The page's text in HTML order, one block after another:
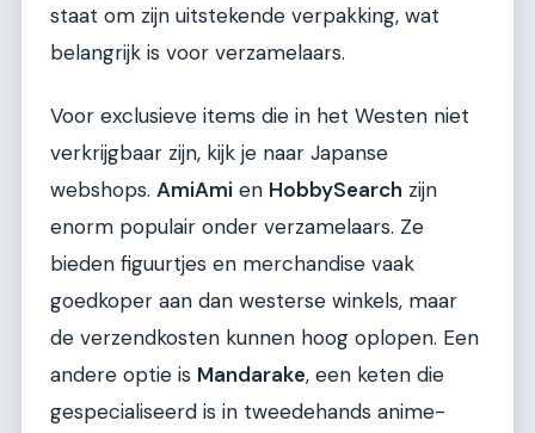
staat om zijn uitstekende verpakking, wat
belangrijk is voor verzamelaars.
Voor exclusieve items die in het Westen niet
verkrijgbaar zijn, kijk je naar Japanse
webshops. AmiAmi en HobbySearch zijn
enorm populair onder verzamelaars. Ze
bieden figuurtjes en merchandise vaak
goedkoper aan dan westerse winkels, maar
de verzendkosten kunnen hoog oplopen. Een
andere optie is Mandarake, een keten die
gespecialiseerd is in tweedehands anime-